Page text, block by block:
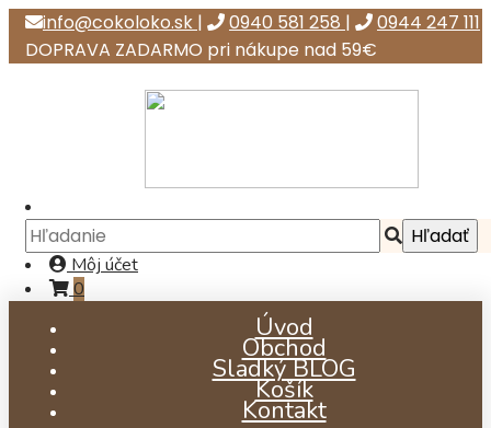
info@cokoloko.sk | 0940 581 258 |
0944 247 111
DOPRAVA ZADARMO pri nákupe nad 59€
Môj účet
0
Úvod
Obchod
Sladký BLOG
Košík
Kontakt